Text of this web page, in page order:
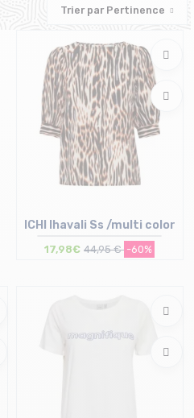
Trier par Pertinence
ICHI Ihavali Ss /multi color
17,98€ 44,95 € -60%